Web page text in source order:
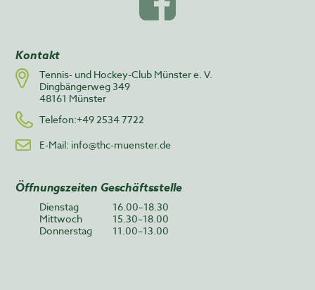
Kontakt
Tennis- und Hockey-Club Münster e. V.
Dingbängerweg 349
48161 Münster
Telefon:+49 2534 7722
E-Mail: info@thc-muenster.de
Öffnungszeiten Geschäftsstelle
Dienstag
16.00–18.30
Mittwoch
15.30–18.00
Donnerstag
11.00–13.00